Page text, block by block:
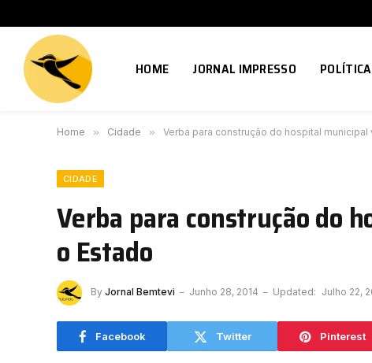
HOME JORNAL IMPRESSO
Home » Cidade » Verba para construção do hospital municipal
CIDADE
Verba para construção do
o Estado
By Jornal Bemtevi Junho 28, 2014 Updated: Julho 22,
Facebook Twitter Pinterest